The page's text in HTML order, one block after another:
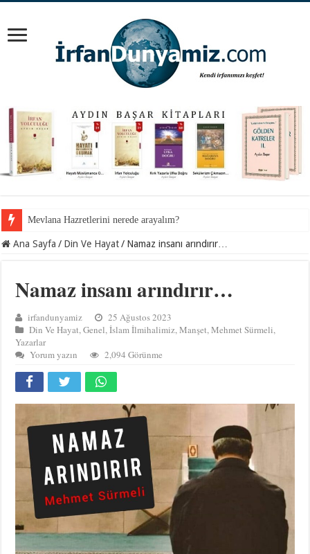
İnancından koparılan gençlerin vebali kimin?
Ana Sayfa / Din Ve Hayat / Namaz insanı arındırır…
Namaz insanı arındırır…
irfandunyamiz
25 Ağustos 2023
Din Ve Hayat,Genel,İslam İlmihalimiz,Manşet,Mehmet Sürmeli,
Yazarlar
Yorum yazın
2,094 Görünme